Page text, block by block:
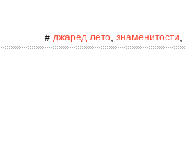
# джаред лето знаменитости